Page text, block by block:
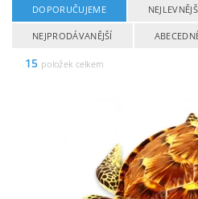
DOPORUČUJEME
NEJPRODÁVANĚJŠÍ
15 položek celkem